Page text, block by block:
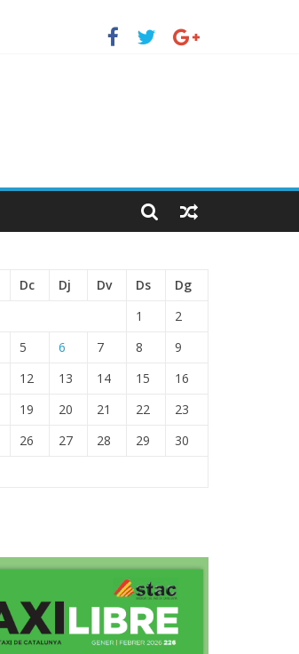
Dc Dj Dv Ds
Dg
1
2
5 6 7 8
9
12 13 14 15
16
19 20 21 22
23
26 27 28 29
30